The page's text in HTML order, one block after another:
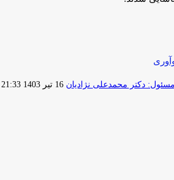
دکتر محمدعلی نژادیان ارسال
16 تیر 1403 21:33